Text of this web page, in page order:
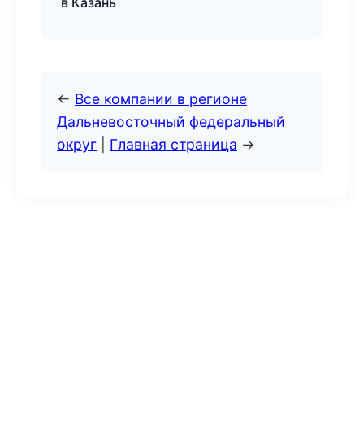
← Все компании в регионе
Дальневосточный федеральный
округ
Главная страница →